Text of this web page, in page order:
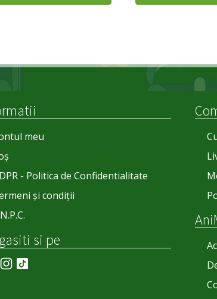
fost:
39,00 lei.
meu
- Politica de Confidentialitate
și condiții
si pe